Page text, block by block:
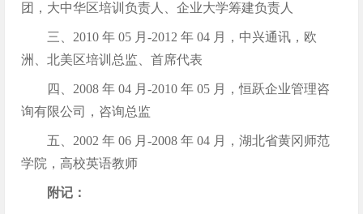
团，大中华区培训负责人、企业大学筹建负责人
三、2010 年 05 月-2012 年 04 月，中兴通讯，欧
洲、北美区培训总监、首席代表
四、2008 年 04 月-2010 年 05 月，恒跃企业管理咨
询有限公司，咨询总监
五、2002 年 06 月-2008 年 04 月，湖北省黄冈师范
学院，高校英语教师
附记：